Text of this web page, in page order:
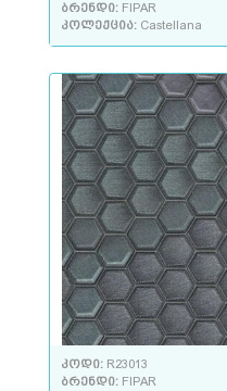
ბრენდი: FIPAR
კოლექცია: Castellana
კოდი: R23013
ბრენდი: FIPAR